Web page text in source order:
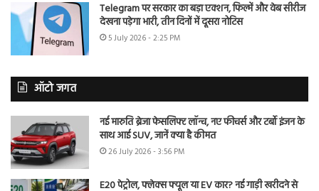
Telegram पर सरकार का बड़ा एक्शन, फिल्में और वेब सीरीज
देखना पड़ेगा भारी, तीन दिनों में दूसरा नोटिस
5 July 2026 - 2:25 PM
ऑटो जगत
नई मारुति ब्रेजा फेसलिफ्ट लॉन्च, नए फीचर्स और टर्बो इंजन के
साथ आई SUV, जानें क्या है कीमत
26 July 2026 - 3:56 PM
E20 पेट्रोल, फ्लेक्स फ्यूल या EV कार? नई गाड़ी खरीदने से